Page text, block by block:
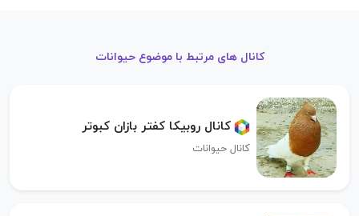
کانال های مرتبط با موضوع حیوانات
کانال روبیکا کفتر بازان کبوتر
کانال حیوانات